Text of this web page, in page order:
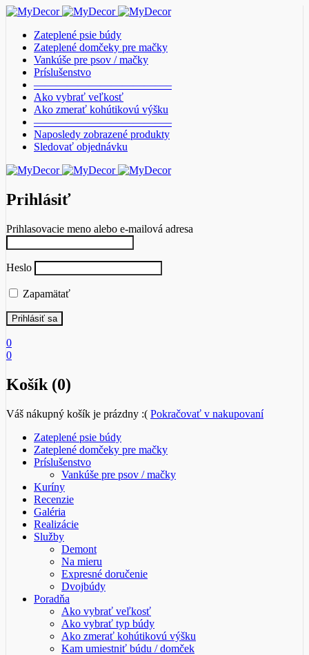
Zateplené psie búdy
Zateplené domčeky pre mačky
Vankúše pre psov / mačky
Príslušenstvo
————————————–
Ako vybrať veľkosť
Ako zmerať kohútikovú výšku
————————————–
Naposledy zobrazené produkty
Sledovať objednávku
Prihlásiť
Prihlasovacie meno alebo e-mailová adresa
Heslo
Zapamätať
0
0
Košík (0)
Váš nákupný košík je prázdny :( Pokračovať v nakupovaní
Zateplené psie búdy
Zateplené domčeky pre mačky
Príslušenstvo
Vankúše pre psov / mačky
Kuríny
Recenzie
Galéria
Realizácie
Služby
Demont
Na mieru
Expresné doručenie
Dvojbúdy
Poradňa
Ako vybrať veľkosť
Ako vybrať typ búdy
Ako zmerať kohútikovú výšku
Kam umiestniť búdu / domček